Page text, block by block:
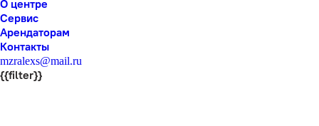
О центре
Сервис
Арендаторам
Контакты
mzralexs@mail.ru
{{filter}}